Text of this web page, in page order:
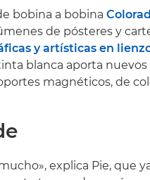
bobina a bobina
de pósteres y
y artísticas en
blanca aporta
magnéticos, de
explica Pie, que